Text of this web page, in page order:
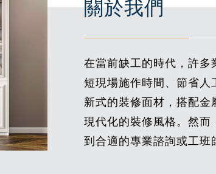
關於我們
在當前缺工的時代，許多
短現場施作時間、節省人
新式的裝修面材，搭配金
現代化的裝修風格。然而
到合適的專業諮詢或工班